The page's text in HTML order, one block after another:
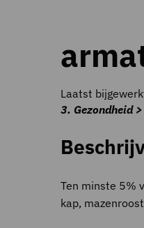
Laatst
3. Gezondheid
Ten minste 5%
kap,